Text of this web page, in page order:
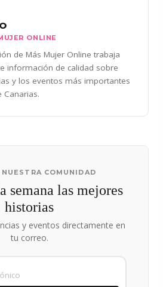
ONLINE
de Más Mujer Online trabaja
información de calidad sobre
y los eventos más importantes
Canarias.
COMUNIDAD
semana las mejores
historias
y eventos directamente en
tu correo.